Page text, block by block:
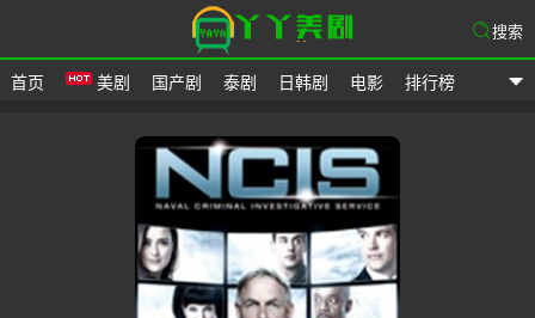
首页 美剧 国产剧 泰剧 日韩剧 电影 排行榜
搜索